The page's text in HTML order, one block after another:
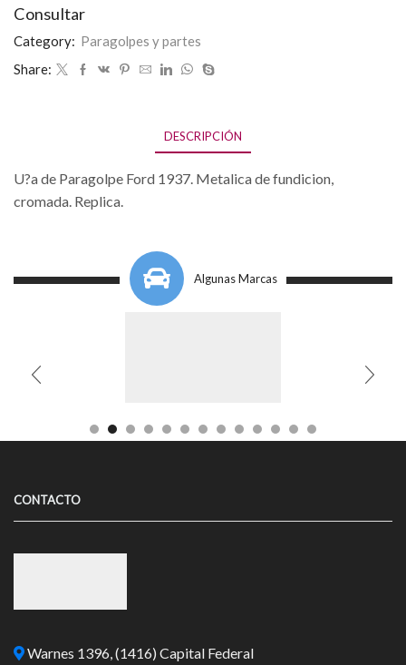
Consultar
Category: Paragolpes y partes
Share:
DESCRIPCIÓN
U?a de Paragolpe Ford 1937. Metalica de fundicion,
cromada. Replica.
Algunas Marcas
CONTACTO
Warnes 1396, (1416) Capital Federal